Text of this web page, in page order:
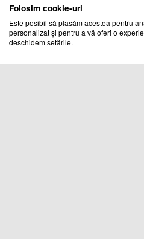
Folosim cookie-uri
Este posibil să plasăm acestea pentru
personalizat și pentru a vă oferi o
deschidem setările.